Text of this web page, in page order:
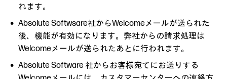
れます。
Absolute Softwsare社からWelcomeメールが送られた
後、機能が有効になります。弊社からの請求処理は
Welcomeメールが送られたあとに行われます。
Absolute Software 社からお客様宛てにお送りする